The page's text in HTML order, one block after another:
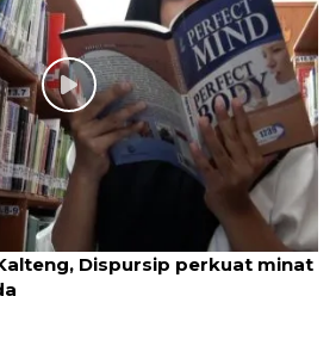
Dispursip perkuat minat